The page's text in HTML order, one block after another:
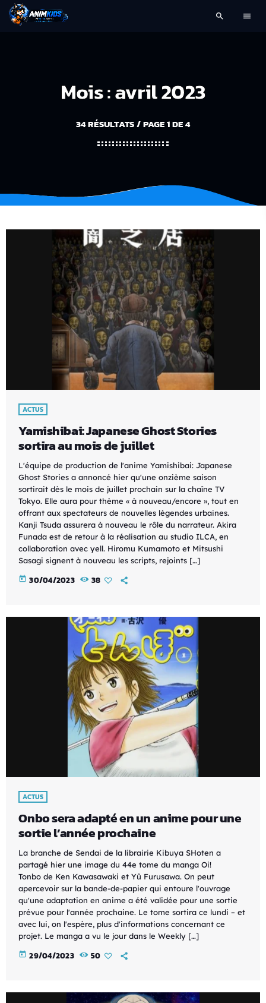
search menu
Mois : avril 2023
34 RÉSULTATS / PAGE 1 DE 4
ACTUS
Yamishibai: Japanese Ghost Stories
sortira au mois de juillet
L'équipe de production de l'anime Yamishibai: Japanese
Ghost Stories a annoncé hier qu'une onzième saison
sortirait dès le mois de juillet prochain sur la chaîne TV
Tokyo. Elle aura pour thème « à nouveau/encore », tout en
offrant aux spectateurs de nouvelles légendes urbaines.
Kanji Tsuda assurera à nouveau le rôle du narrateur. Akira
Funada est de retour à la réalisation au studio ILCA, en
collaboration avec yell. Hiromu Kumamoto et Mitsushi
Sasagi signent à nouveau les scripts, rejoints […]
today 30/04/2023 38
ACTUS
Onbo sera adapté en un anime pour une
sortie l’année prochaine
La branche de Sendai de la librairie Kibuya SHoten a
partagé hier une image du 44e tome du manga Oi!
Tonbo de Ken Kawasawaki et Yû Furusawa. On peut
apercevoir sur la bande-de-papier qui entoure l'ouvrage
qu'une adaptation en anime a été validée pour une sortie
prévue pour l'année prochaine. Le tome sortira ce lundi – et
avec lui, on l'espère, plus d'informations concernant ce
projet. Le manga a vu le jour dans le Weekly […]
today 29/04/2023 50